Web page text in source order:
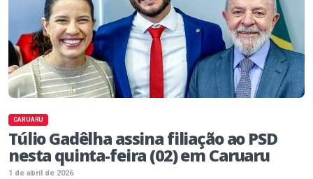
CARUARU
Túlio Gadêlha assina filiação ao PSD
nesta quinta-feira (02) em Caruaru
1 de abril de 2026